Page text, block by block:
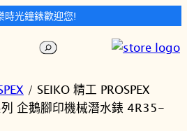
時光鐘錶歡迎您!
搜
/ SEIKO 精工 PROSPEX
企鵝腳印機械潛水錶 4R35-